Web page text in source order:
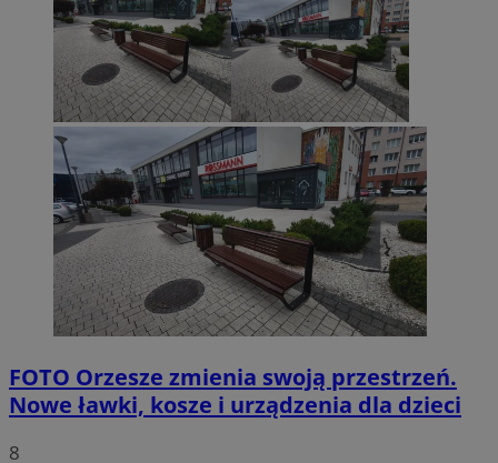
FOTO Orzesze zmienia swoją przestrzeń.
Nowe ławki, kosze i urządzenia dla dzieci
8